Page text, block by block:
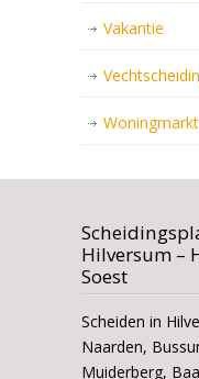
Vakantie
Woningmarkt
Hilversum –
Soest
Scheiden in
Naarden,
Muiderberg,